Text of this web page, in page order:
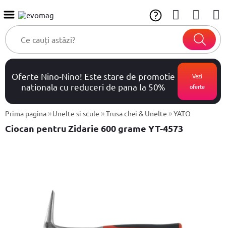
Oferte Nino-Nino! Este stare de promotie
nationala cu reduceri de pana la 50%
Vezi
oferte
Prima pagina »Unelte si scule »Trusa chei & Unelte »YATO
Ciocan pentru Zidarie 600 grame YT-4573